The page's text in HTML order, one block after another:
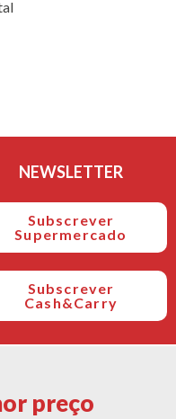
NEWSLETTER
Subscrever
Supermercado
Subscrever
Cash&Carry
preço